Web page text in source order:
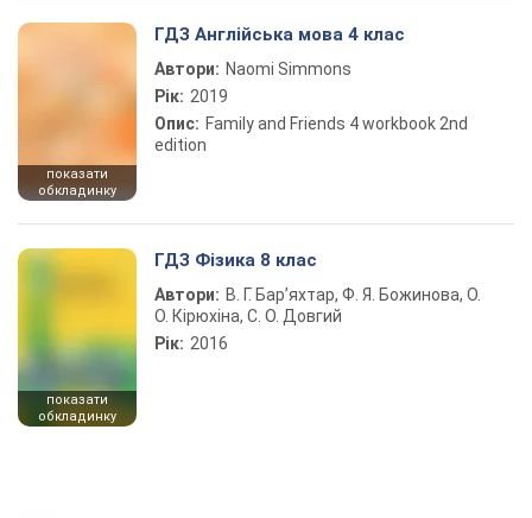
показати
обкладинку
ГДЗ Англійська мова 4 клас
Автори: Naomi Simmons
Рік: 2019
Опис: Family and Friends 4 workbook 2nd
edition
показати
обкладинку
ГДЗ Фізика 8 клас
Автори: В. Г. Бар’яхтар, Ф. Я. Божинова, О.
О. Кірюхіна, С. О. Довгий
Рік: 2016